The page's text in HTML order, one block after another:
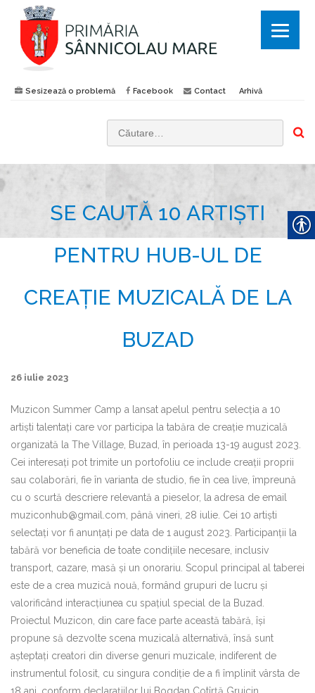
Sesizează o problemă Facebook Contact Arhivă
SE CAUTĂ 10 ARTIȘTI
PENTRU HUB-UL DE
CREAȚIE MUZICALĂ DE LA
BUZAD
26 iulie 2023
Muzicon Summer Camp a lansat apelul pentru selecția a 10
artiști talentați care vor participa la tabăra de creație muzicală
organizată la The Village, Buzad, în perioada 13-19 august 2023.
Cei interesați pot trimite un portofoliu ce include creații proprii
sau colaborări, fie în varianta de studio, fie în cea live, împreună
cu o scurtă descriere relevantă a pieselor, la adresa de email
muziconhub@gmail.com, până vineri, 28 iulie. Cei 10 artiști
selectați vor fi anunțați pe data de 1 august 2023. Participanții la
tabără vor beneficia de toate condițiile necesare, inclusiv
transport, cazare, masă și un onorariu. Scopul principal al taberei
este de a crea muzică nouă, formând grupuri de lucru și
valorificând interacțiunea cu spațiul special de la Buzad.
Proiectul Muzicon, din care face parte această tabără, își
propune să dezvolte scena muzicală alternativă, însă sunt
așteptați creatori din diverse genuri muzicale, indiferent de
instrumentul folosit, cu singura condiție de a fi împlinit vârsta de
18 ani, conform declarațiilor lui Bogdan Cotîrță Gruicin,